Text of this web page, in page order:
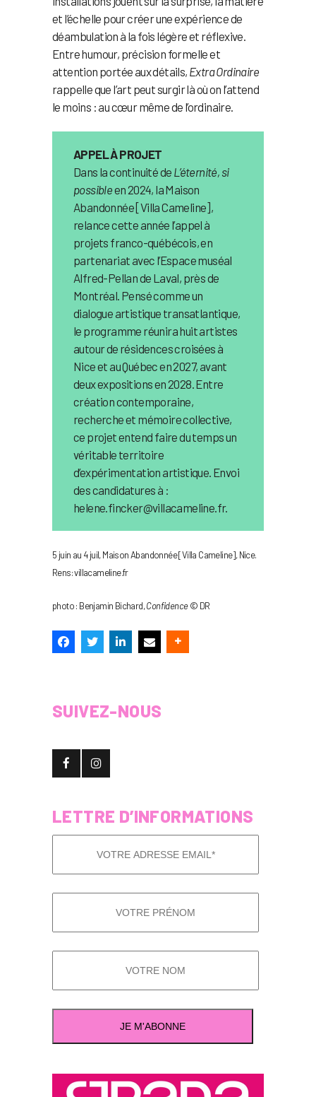
et l’échelle pour créer une expérience de
déambulation à la fois légère et réflexive.
Entre humour, précision formelle et
attention portée aux détails, Extra Ordinaire
rappelle que l’art peut surgir là où on l’attend
le moins : au cœur même de l’ordinaire.
APPEL À PROJET
Dans la continuité de L’éternité, si
possibleen 2024, la Maison
Abandonnée [Villa Cameline],
relance cette année l’appel à
projets franco-québécois, en
partenariat avec l’Espace muséal
Alfred-Pellan de Laval, près de
Montréal. Pensé comme un
dialogue artistique transatlantique,
le programme réunira huit artistes
autour de résidences croisées à
Nice et au Québec en 2027, avant
deux expositions en 2028. Entre
création contemporaine,
recherche et mémoire collective,
ce projet entend faire du temps un
véritable territoire
d’expérimentation artistique. Envoi
des candidatures à :
helene.fincker@villacameline.fr.
5 juin au 4 juil, Maison Abandonnée [Villa Cameline], Nice.
Rens: villacameline.fr
photo : Benjamin Bichard,Confidence© DR
SUIVEZ-NOUS
LETTRE D’INFORMATIONS